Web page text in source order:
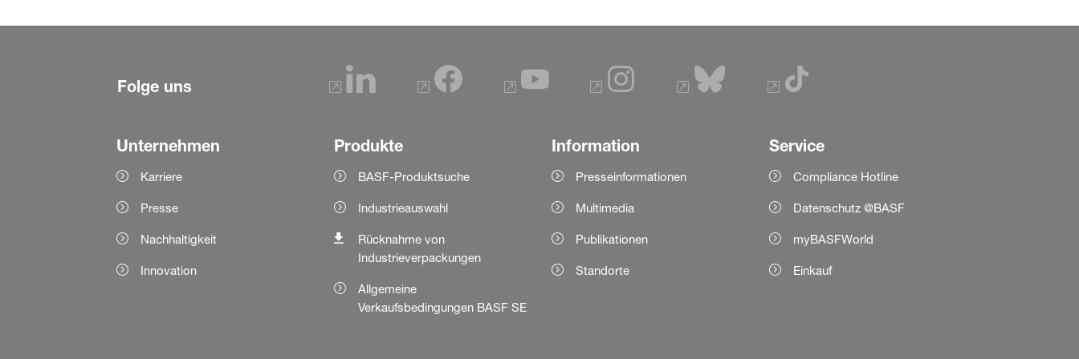
Folge uns
Unternehmen
Karriere
Presse
Nachhaltigkeit
Innovation
Produkte
BASF-Produktsuche
Industrieauswahl
Rücknahme von
Industrieverpackungen
Allgemeine
Verkaufsbedingungen BASF SE
Information
Presseinformationen
Multimedia
Publikationen
Standorte
Service
Compliance Hotline
Datenschutz @BASF
myBASFWorld
Einkauf